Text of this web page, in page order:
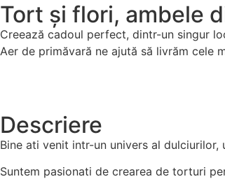
Tort și flori, ambele
Creează cadoul perfect, dintr-un singur
Aer de primăvară ne ajută să livrăm cele
Descriere
Bine ati venit intr-un univers al
Suntem pasionati de crearea de torturi